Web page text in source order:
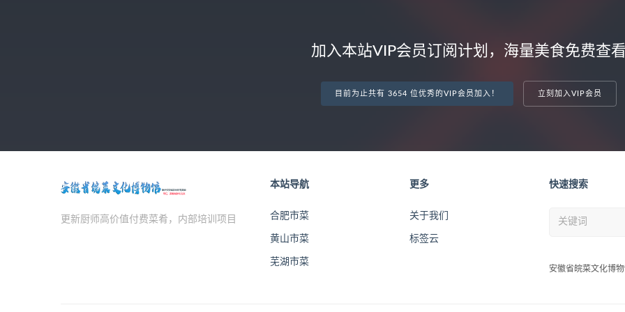
加入本站VIP会员订阅计划，海量美食免费查看
目前为止共有 3654 位优秀的VIP会员加入！ 立刻加入VIP会员
更新厨师高价值付费菜肴，内部培训项目
本站导航
合肥市菜
黄山市菜
芜湖市菜
更多
关于我们
标签云
快速搜索
安徽省皖菜文化博